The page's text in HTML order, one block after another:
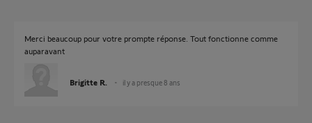
Merci beaucoup pour votre prompte réponse. Tout fonctionne comme
auparavant
Brigitte R. il y a presque 8 ans